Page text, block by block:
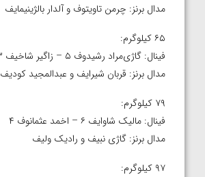
مدال برنز: چرمن تاویتوف و آلدار بالژینیمایف
۶۵ کیلوگرم:
فینال: گاژی‌مراد رشیدوف ۵ – زاگیر شاخیف ۳
مدال برنز: قربان شیرایف و عبدالمجید کودیف
۷۹ کیلوگرم:
فینال: مالیک شاوایف ۶ – اخمد عثمانوف ۴
مدال برنز: گاژی نبیف و رادیک ولیف
۹۷ کیلوگرم: